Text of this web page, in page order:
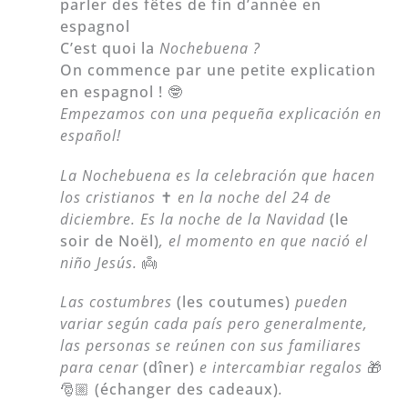
parler des fêtes de fin d’année en
espagnol
C’est quoi laNochebuena ?
On commence par une petite explication
en espagnol ! 🤓
Empezamos con una pequeña explicación en
español!
La Nochebuena es la celebración que hacen
los cristianos ✝ en la noche del 24 de
diciembre. Es la noche de la Navidad(le
soir de Noël), el momento en que nació el
niño Jesús.👼
Las costumbres(les coutumes) pueden
variar según cada país pero generalmente,
las personas se reúnen con sus familiares
para cenar (dîner)e intercambiar regalos 🎁
🎅🏼 (échanger des cadeaux).